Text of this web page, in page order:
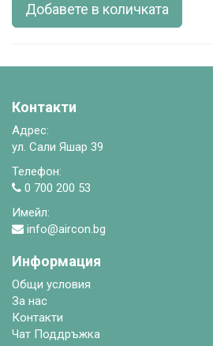
Добавете в количката
Контакти
Адрес:
ул. Сали Яшар 39
Телефон:
0 700 200 53
Имейл:
info@aircon.bg
Информация
Общи условия
За нас
Контакти
Чат Поддръжка